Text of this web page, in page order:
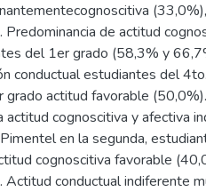
Predominancia de actitud
del 1er grado (58,3% y
conductual estudiantes del
grado actitud favorable
actitud cognoscitiva y afectiva
en la segunda,
cognoscitiva favorable
Actitud conductual indiferente